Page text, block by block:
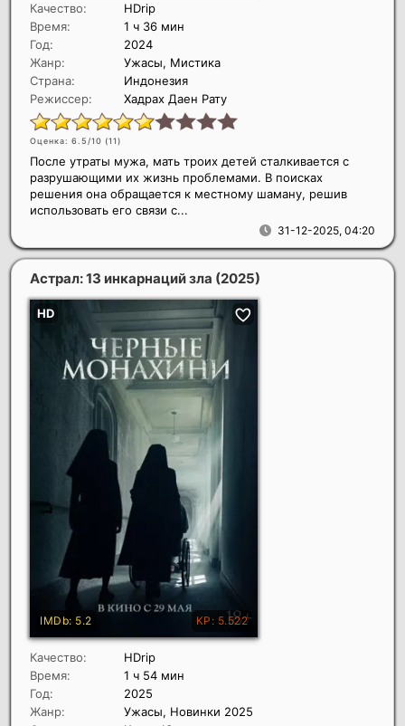
Качество:
HDrip
Время:
1 ч 36 мин
Год:
2024
Жанр:
Ужасы, Мистика
Страна:
Индонезия
Режиссер:
Хадрах Даен Рату
Оценка: 6.5/10 (11)
31-12-2025, 04:20
После утраты мужа, мать троих детей сталкивается с
разрушающими их жизнь проблемами. В поисках
решения она обращается к местному шаману, решив
использовать его связи с...
Астрал: 13 инкарнаций зла (2025)
Качество:
HDrip
Время:
1 ч 54 мин
Год:
2025
Жанр:
Ужасы, Новинки 2025